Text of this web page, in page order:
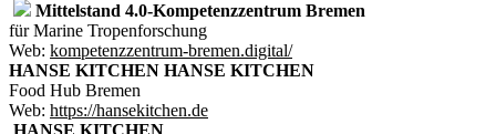
Mittelstand 4.0-Kompetenzzentrum Bremen
für Marine Tropenforschung
Web: kompetenzzentrum-bremen.digital/
HANSE KITCHEN HANSE KITCHEN
Food Hub Bremen
Web: https://hansekitchen.de